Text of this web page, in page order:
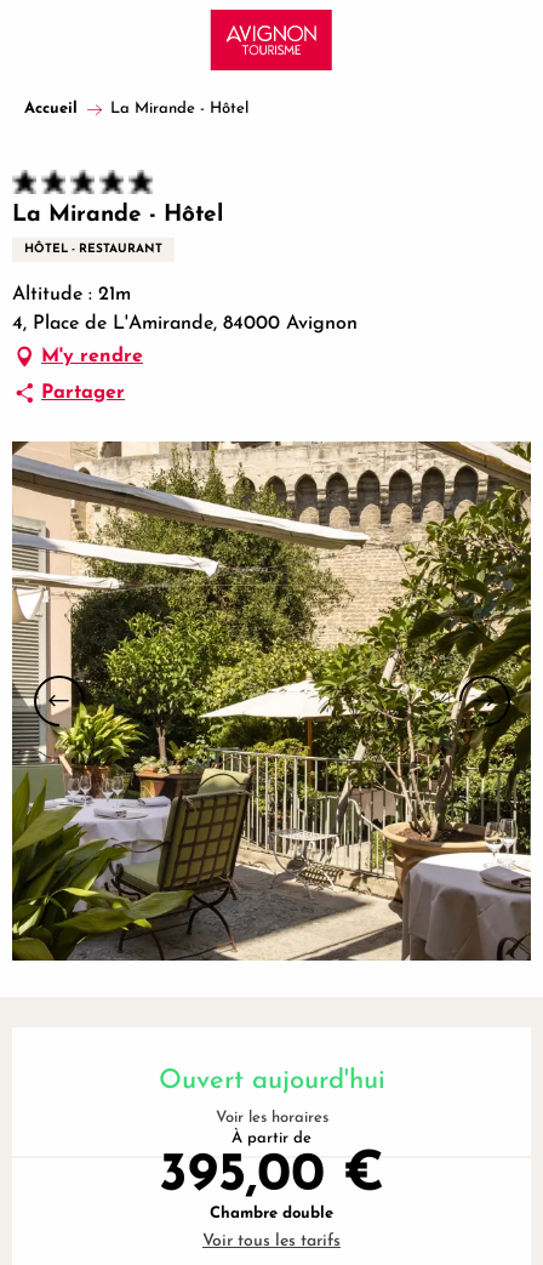
principal
Accueil La Mirande - Hôtel
La Mirande - Hôtel
HÔTEL - RESTAURANT
Altitude : 21m
4, Place de L'Amirande, 84000 Avignon
M'y rendre
Partager
Ouvert aujourd'hui
Voir les horaires
À partir de
395,00 €
Chambre double
Voir tous les tarifs